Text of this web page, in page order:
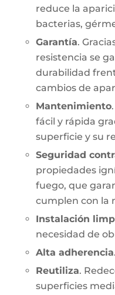
reduce la
bacterias,
Garantía.
resistencia se
durabilidad
cambios de
Mantenimiento
fácil y rápida
superficie y su
Seguridad
propiedades
fuego, que
cumplen con la
Instalación
necesidad de
Alta adherencia.
Reutiliza.
superficies